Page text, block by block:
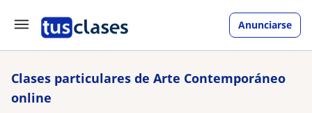
Anunciarse
Clases particulares de Arte Contemporáneo
online